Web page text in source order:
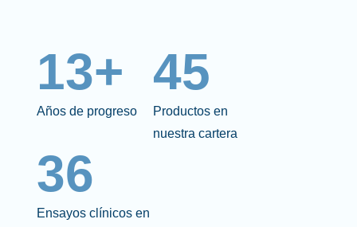
13+
Años de progreso
45
Productos en
nuestra cartera
36
Ensayos clínicos en